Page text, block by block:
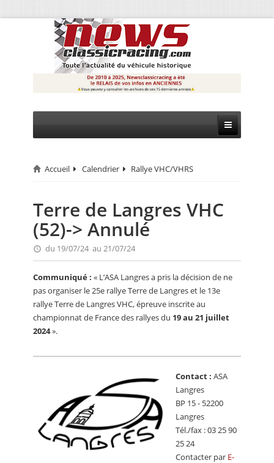
CIRCUIT
RALLYE
MONTAGNE
EVÈNEMENTS
CALENDRIER
FOCUS
VIDEO
ANNUAIRES
Accueil Calendrier Rallye VHC/VHRS
Terre de Langres VHC
(52)-> Annulé
du 19/07/24 au 21/07/24
Communiqué : « L’ASA Langres a pris la décision de ne
pas organiser le 25e rallye Terre de Langres et le 13e
rallye Terre de Langres VHC, épreuve inscrite au
championnat de France des rallyes du 19 au 21 juillet
2024».
Contact : ASA
Langres
BP 15 - 52200
Langres
Tél./fax : 03 25 90
25 24
Contacter par E-